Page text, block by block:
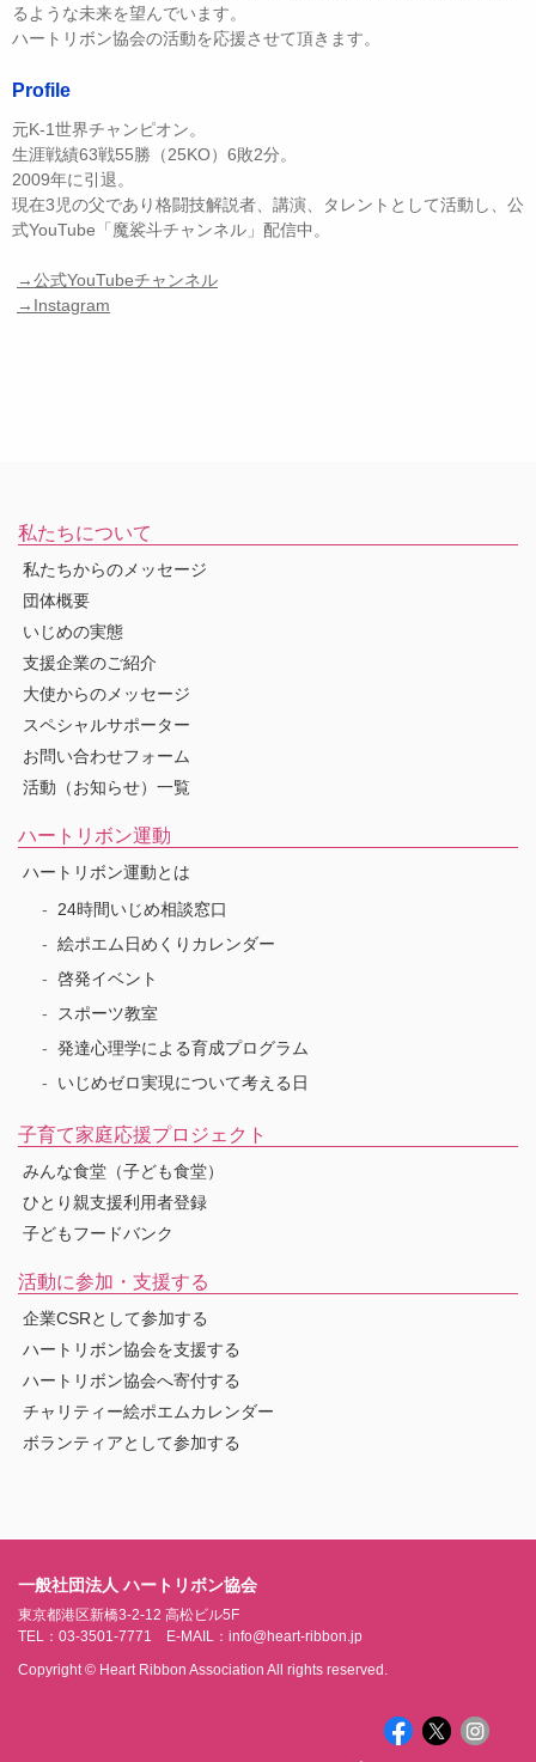
るような未来を望んでいます。
ハートリボン協会の活動を応援させて頂きます。
Profile
元K-1世界チャンピオン。
生涯戦績63戦55勝（25KO）6敗2分。
2009年に引退。
現在3児の父であり格闘技解説者、講演、タレントとして活動し、公
式YouTube「魔裟斗チャンネル」配信中。
→公式YouTubeチャンネル
→Instagram
私たちについて
私たちからのメッセージ
団体概要
いじめの実態
支援企業のご紹介
大使からのメッセージ
スペシャルサポーター
お問い合わせフォーム
活動（お知らせ）一覧
ハートリボン運動
ハートリボン運動とは
24時間いじめ相談窓口
絵ポエム日めくりカレンダー
啓発イベント
スポーツ教室
発達心理学による育成プログラム
いじめゼロ実現について考える日
子育て家庭応援プロジェクト
みんな食堂（子ども食堂）
ひとり親支援利用者登録
子どもフードバンク
活動に参加・支援する
企業CSRとして参加する
ハートリボン協会を支援する
ハートリボン協会へ寄付する
チャリティー絵ポエムカレンダー
ボランティアとして参加する
一般社団法人 ハートリボン協会
東京都港区新橋3-2-12 高松ビル5F
TEL：03-3501-7771 E-MAIL：info@heart-ribbon.jp
Copyright © Heart Ribbon Association All rights reserved.